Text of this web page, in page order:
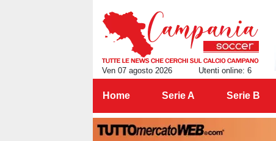
Ven 07 agosto 2026 Utenti online: 6
Home Serie A Serie B